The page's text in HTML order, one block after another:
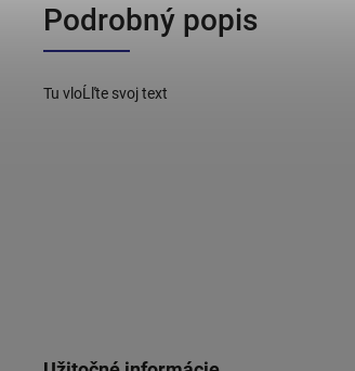
Podrobný popis
Tu vloĹľte svoj text